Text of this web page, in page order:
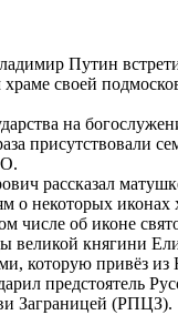
Путин
своей
на
присутствовали
рассказал
о некоторых иконах
числе об иконе
великой княгини
которую привёз
предстоятель
Заграницей (РПЦЗ).